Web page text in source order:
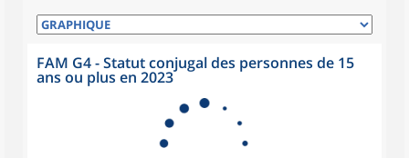
FAM G4 - Statut conjugal des personnes de 15
ans ou plus en 2023